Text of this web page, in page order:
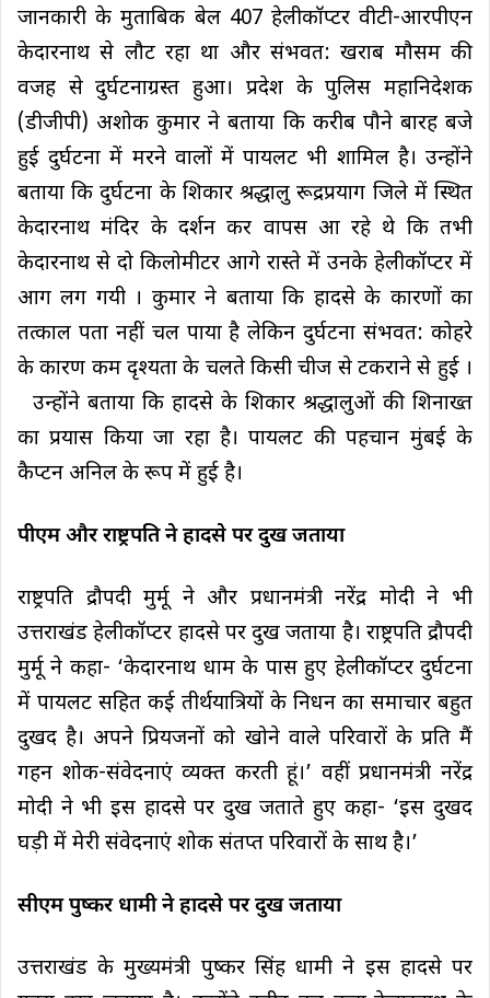
जानकारी के मुताबिक बेल 407 हेलीकॉप्टर वीटी-आरपीएन
केदारनाथ से लौट रहा था और संभवत: खराब मौसम की
वजह से दुर्घटनाग्रस्त हुआ। प्रदेश के पुलिस महानिदेशक
(डीजीपी) अशोक कुमार ने बताया कि करीब पौने बारह बजे
हुई दुर्घटना में मरने वालों में पायलट भी शामिल है। उन्होंने
बताया कि दुर्घटना के शिकार श्रद्धालु रूद्रप्रयाग जिले में स्थित
केदारनाथ मंदिर के दर्शन कर वापस आ रहे थे कि तभी
केदारनाथ से दो किलोमीटर आगे रास्ते में उनके हेलीकॉप्टर में
आग लग गयी । कुमार ने बताया कि हादसे के कारणों का
तत्काल पता नहीं चल पाया है लेकिन दुर्घटना संभवत: कोहरे
के कारण कम दृश्यता के चलते किसी चीज से टकराने से हुई ।
उन्होंने बताया कि हादसे के शिकार श्रद्धालुओं की शिनाख्त
का प्रयास किया जा रहा है। पायलट की पहचान मुंबई के
कैप्टन अनिल के रूप में हुई है।
पीएम और राष्ट्रपति ने हादसे पर दुख जताया
राष्ट्रपति द्रौपदी मुर्मू ने और प्रधानमंत्री नरेंद्र मोदी ने भी
उत्तराखंड हेलीकॉप्टर हादसे पर दुख जताया है। राष्ट्रपति द्रौपदी
मुर्मू ने कहा- ‘केदारनाथ धाम के पास हुए हेलीकॉप्टर दुर्घटना
में पायलट सहित कई तीर्थयात्रियों के निधन का समाचार बहुत
दुखद है। अपने प्रियजनों को खोने वाले परिवारों के प्रति मैं
गहन शोक-संवेदनाएं व्यक्त करती हूं।’ वहीं प्रधानमंत्री नरेंद्र
मोदी ने भी इस हादसे पर दुख जताते हुए कहा- ‘इस दुखद
घड़ी में मेरी संवेदनाएं शोक संतप्त परिवारों के साथ है।’
सीएम पुष्कर धामी ने हादसे पर दुख जताया
उत्तराखंड के मुख्यमंत्री पुष्कर सिंह धामी ने इस हादसे पर